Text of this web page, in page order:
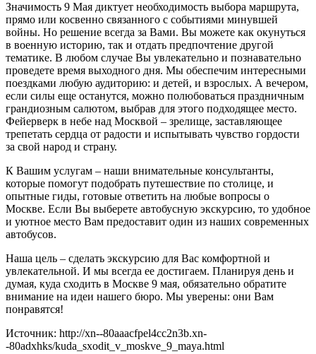
Значимость 9 Мая диктует необходимость выбора маршрута,
прямо или косвенно связанного с событиями минувшей
войны. Но решение всегда за Вами. Вы можете как окунуться
в военную историю, так и отдать предпочтение другой
тематике. В любом случае Вы увлекательно и познавательно
проведете время выходного дня. Мы обеспечим интересными
поездками любую аудиторию: и детей, и взрослых. А вечером,
если силы еще останутся, можно полюбоваться праздничным
грандиозным салютом, выбрав для этого подходящее место.
Фейерверк в небе над Москвой – зрелище, заставляющее
трепетать сердца от радости и испытывать чувство гордости
за свой народ и страну.
К Вашим услугам – наши внимательные консультанты,
которые помогут подобрать путешествие по столице, и
опытные гиды, готовые ответить на любые вопросы о
Москве. Если Вы выберете автобусную экскурсию, то удобное
и уютное место Вам предоставит один из наших современных
автобусов.
Наша цель – сделать экскурсию для Вас комфортной и
увлекательной. И мы всегда ее достигаем. Планируя день и
думая, куда сходить в Москве 9 мая, обязательно обратите
внимание на идеи нашего бюро. Мы уверены: они Вам
понравятся!
Источник: http://xn--80aaacfpel4cc2n3b.xn-
-80adxhks/kuda_sxodit_v_moskve_9_maya.html